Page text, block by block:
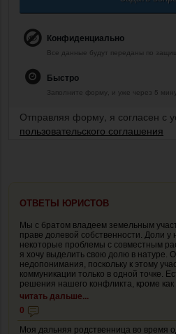
Конфиденциально
Все данные будут переданы по
Быстро
Заполните форму, и уже через 5
Отправляя форму, я согласен с
пользовательского соглашения
ОТВЕТЫ ЮРИСТОВ
Мы с братом владеем земельным
праве долевой собственности. Доли у
некоторые проблемы с совместным
я хочу выделить свою долю в натуре.
недопонимания, поскольку к этому
коммуникации только в одной точке.
решения нашего конфликта, кроме
читать дальше...
0
Моя дальняя родственница во время